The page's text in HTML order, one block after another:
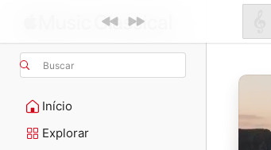
Buscar
Início
Explorar